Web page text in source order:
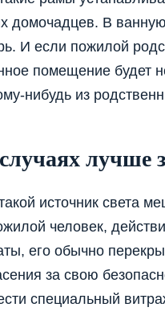
домочадцев. В ванную
И если пожилой
помещение будет
нибудь из
лучше
источник света
человек,
его обычно
за свою
специальный